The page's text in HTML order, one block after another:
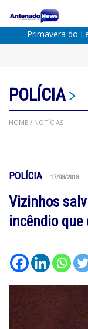
Primavera do
POLÍCIA
HOME / NOTÍCIAS
POLÍCIA 17/08/2018
Vizinhos
incêndio